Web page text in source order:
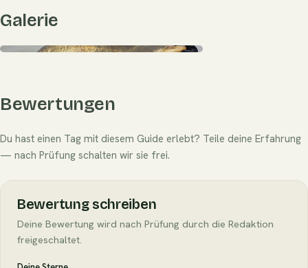
Galerie
Bewertungen
Du hast einen Tag mit diesem Guide erlebt? Teile deine Erfahrung
— nach Prüfung schalten wir sie frei.
Bewertung schreiben
Deine Bewertung wird nach Prüfung durch die Redaktion
freigeschaltet.